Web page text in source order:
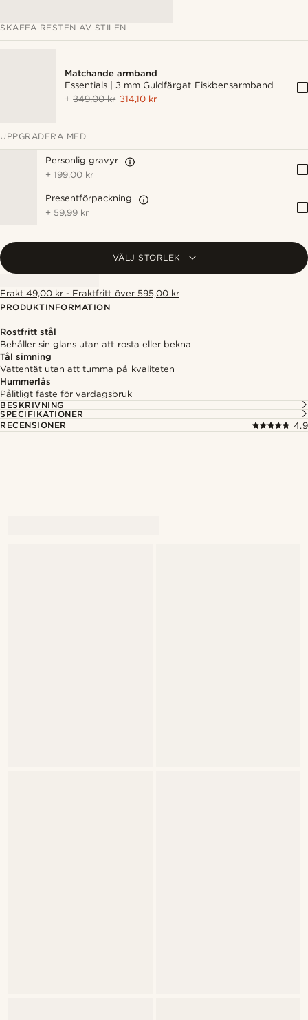
SKAFFA RESTEN AV STILEN
Matchande armband
Essentials | 3 mm Guldfärgat Fiskbensarmband
+349,00 kr 314,10 kr
UPPGRADERA MED
Personlig gravyr
+199,00 kr
Presentförpackning
+ 59,99 kr
VÄLJ STORLEK
Frakt 49,00 kr - Fraktfritt över 595,00 kr
PRODUKTINFORMATION
Rostfritt stål
Behåller sin glans utan att rosta eller bekna
Tål simning
Vattentät utan att tumma på kvaliteten
Hummerlås
Pålitligt fäste för vardagsbruk
BESKRIVNING
SPECIFIKATIONER
RECENSIONER
4.9